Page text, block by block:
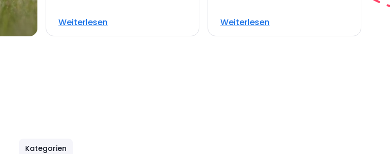
Weiterlesen Weiterlesen
Kategorien